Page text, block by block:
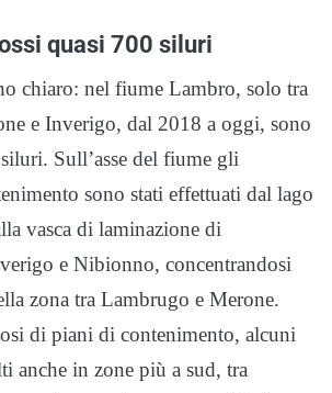
quasi 700 siluri
chiaro: nel fiume Lambro, solo tra
e Inverigo, dal 2018 a oggi, sono
Sull’asse del fiume gli
sono stati effettuati dal lago
vasca di laminazione di
e Nibionno, concentrandosi
zona tra Lambrugo e Merone.
di piani di contenimento, alcuni
anche in zone più a sud, tra